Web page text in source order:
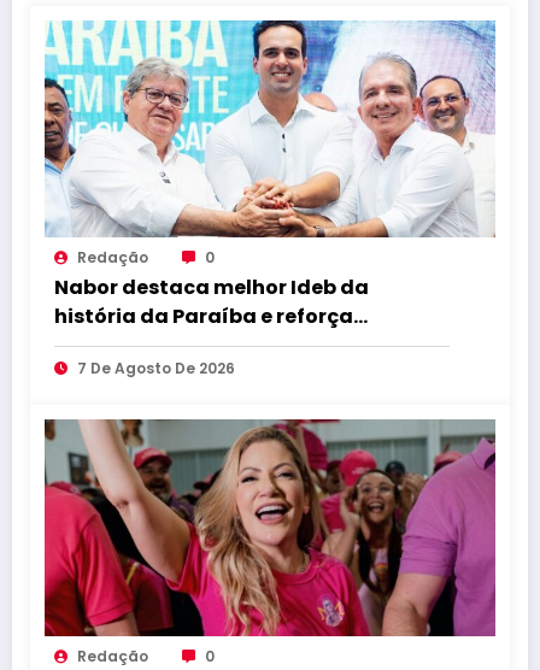
Redação 0
Nabor destaca melhor Ideb da
história da Paraíba e reforça
compromisso com educação de
qualidade
7 De Agosto De 2026
Redação 0